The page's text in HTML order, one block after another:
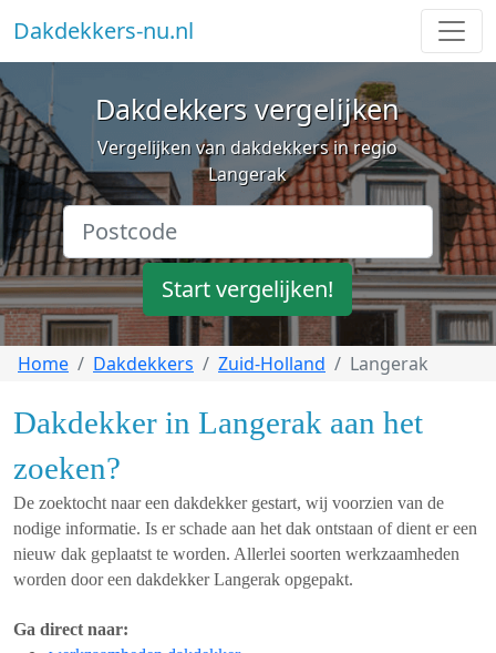
Dakdekkers-nu.nl
Dakdekkers vergelijken
Vergelijken van dakdekkers in regio
Langerak
Start vergelijken!
Home Dakdekkers Zuid-Holland Langerak
Dakdekker in Langerak aan het
zoeken?
De zoektocht naar een dakdekker gestart, wij voorzien van de
nodige informatie. Is er schade aan het dak ontstaan of dient er een
nieuw dak geplaatst te worden. Allerlei soorten werkzaamheden
worden door een dakdekker Langerak opgepakt.
Ga direct naar: